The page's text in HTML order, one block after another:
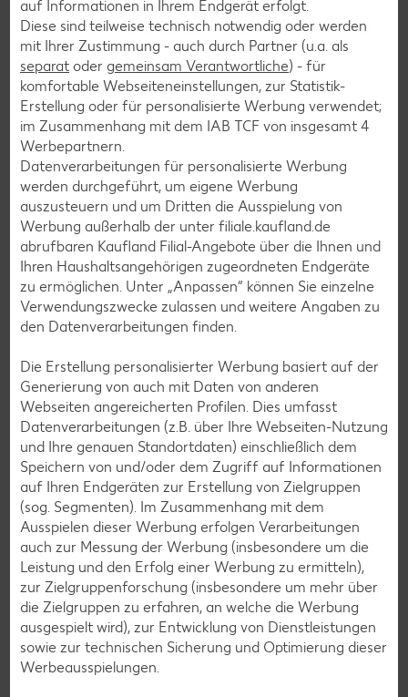
Weitere interessante
Rezeptkategorien
Burger-Rezepte
Pizza-Rezepte
Pasta-Rezepte
Sushi-Rezepte
Raclette-Rezepte
Frühstücksrezepte
Salat-Rezepte
Spargel-Rezepte
Fleisch-Rezepte
Fisch-Rezepte
Geflügel-Rezepte
Lamm-Rezepte
Grill-Rezepte
Muffin-Rezepte
auf Informationen in Ihrem Endgerät erfolgt.
Diese sind teilweise technisch notwendig oder werden
mit Ihrer Zustimmung - auch durch Partner (u.a. als
separat oder gemeinsam Verantwortliche) - für
komfortable Webseiteneinstellungen, zur Statistik-
Erstellung oder für personalisierte Werbung verwendet;
im Zusammenhang mit dem IAB TCF von insgesamt 4
Werbepartnern.
Datenverarbeitungen für personalisierte Werbung
werden durchgeführt, um eigene Werbung
auszusteuern und um Dritten die Ausspielung von
Werbung außerhalb der unter filiale.kaufland.de
abrufbaren Kaufland Filial-Angebote über die Ihnen und
Ihren Haushaltsangehörigen zugeordneten Endgeräte
zu ermöglichen. Unter „Anpassen“ können Sie einzelne
Verwendungszwecke zulassen und weitere Angaben zu
den Datenverarbeitungen finden.
Die Erstellung personalisierter Werbung basiert auf der
Generierung von auch mit Daten von anderen
Webseiten angereicherten Profilen. Dies umfasst
Datenverarbeitungen (z.B. über Ihre Webseiten-Nutzung
und Ihre genauen Standortdaten) einschließlich dem
Speichern von und/oder dem Zugriff auf Informationen
auf Ihren Endgeräten zur Erstellung von Zielgruppen
(sog. Segmenten). Im Zusammenhang mit dem
Ausspielen dieser Werbung erfolgen Verarbeitungen
auch zur Messung der Werbung (insbesondere um die
Leistung und den Erfolg einer Werbung zu ermitteln),
zur Zielgruppenforschung (insbesondere um mehr über
die Zielgruppen zu erfahren, an welche die Werbung
ausgespielt wird), zur Entwicklung von Dienstleistungen
sowie zur technischen Sicherung und Optimierung dieser
Werbeausspielungen.